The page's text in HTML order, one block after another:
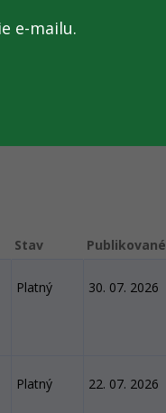
Stav Publikované
Platný 30. 07. 2026
Platný 22. 07. 2026
e-mailu.